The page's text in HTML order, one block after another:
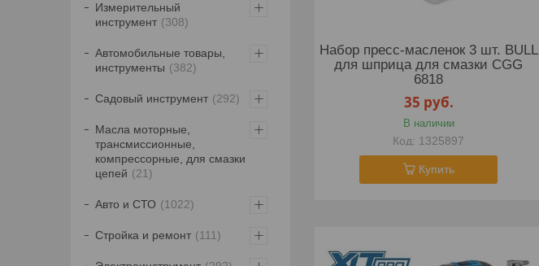
Набор пресс-масленок 3 шт. BULL
для шприца для смазки CGG
6818
35 руб.
В наличии
1325897
Купить
Измерительный
инструмент
308
Автомобильные товары,
инструменты
382
Садовый инструмент 292
Масла моторные,
трансмиссионные,
компрессорные, для смазки
цепей
21
Авто и СТО 1022
Стройка и ремонт 111